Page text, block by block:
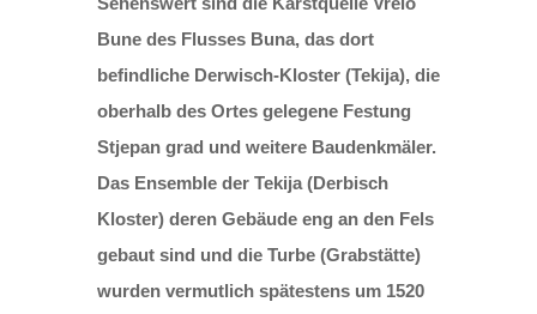
Bune des Flusses Buna, das dort
befindliche Derwisch-Kloster (Tekija), die
oberhalb des Ortes gelegene Festung
Stjepan grad und weitere Baudenkmäler.
Das Ensemble der Tekija (Derbisch
Kloster) deren Gebäude eng an den Fels
gebaut sind und die Turbe (Grabstätte)
wurden vermutlich spätestens um 1520